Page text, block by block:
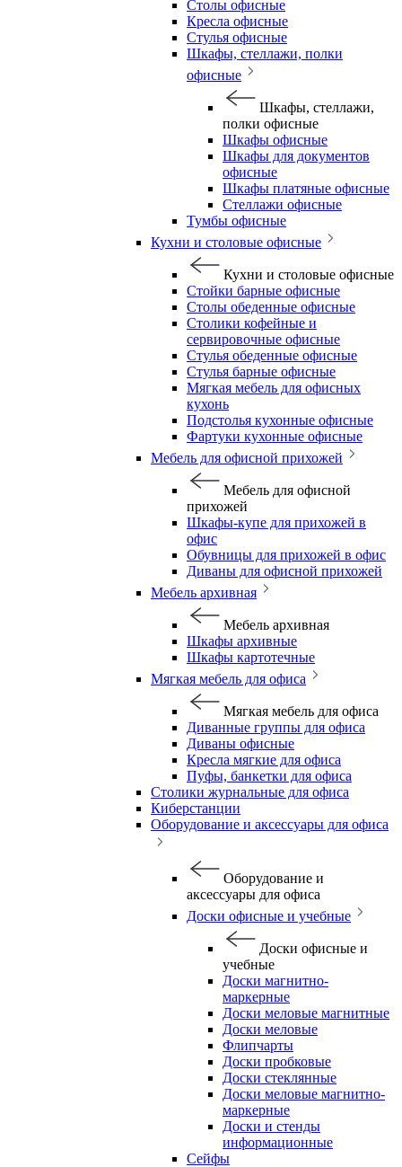
Столы офисные
Кресла офисные
Стулья офисные
Шкафы, стеллажи, полки
офисные
Шкафы, стеллажи,
полки офисные
Шкафы офисные
Шкафы для документов
офисные
Шкафы платяные офисные
Стеллажи офисные
Тумбы офисные
Кухни и столовые офисные
Кухни и столовые офисные
Стойки барные офисные
Столы обеденные офисные
Столики кофейные и
сервировочные офисные
Стулья обеденные офисные
Стулья барные офисные
Мягкая мебель для офисных
кухонь
Подстолья кухонные офисные
Фартуки кухонные офисные
Мебель для офисной прихожей
Мебель для офисной
прихожей
Шкафы-купе для прихожей в
офис
Обувницы для прихожей в офис
Диваны для офисной прихожей
Мебель архивная
Мебель архивная
Шкафы архивные
Шкафы картотечные
Мягкая мебель для офиса
Мягкая мебель для офиса
Диванные группы для офиса
Диваны офисные
Кресла мягкие для офиса
Пуфы, банкетки для офиса
Столики журнальные для офиса
Киберстанции
Оборудование и аксессуары для офиса
Оборудование и
аксессуары для офиса
Доски офисные и учебные
Доски офисные и
учебные
Доски магнитно-
маркерные
Доски меловые магнитные
Доски меловые
Флипчарты
Доски пробковые
Доски стеклянные
Доски меловые магнитно-
маркерные
Доски и стенды
информационные
Сейфы